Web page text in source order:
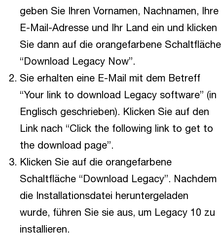
geben Sie Ihren Vornamen, Nachnamen, Ihre
E-Mail-Adresse und Ihr Land ein und klicken
Sie dann auf die orangefarbene Schaltfläche
“Download Legacy Now”.
Sie erhalten eine E-Mail mit dem Betreff
“Your link to download Legacy software” (in
Englisch geschrieben). Klicken Sie auf den
Link nach “Click the following link to get to
the download page”.
Klicken Sie auf die orangefarbene
Schaltfläche “Download Legacy”. Nachdem
die Installationsdatei heruntergeladen
wurde, führen Sie sie aus, um Legacy 10 zu
installieren.